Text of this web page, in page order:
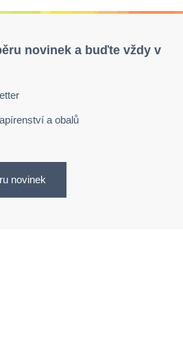
novinek a buďte vždy v
a obalů
novinek